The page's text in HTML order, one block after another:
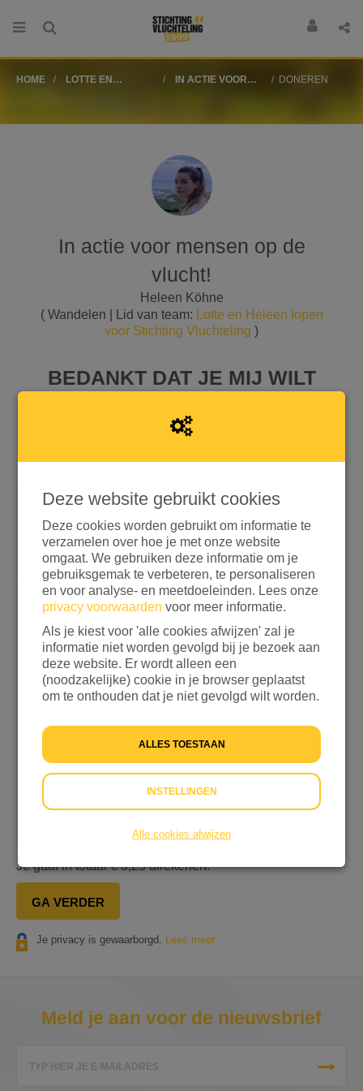
HOME
LOTTE EN
VOOR STICHTING
IN ACTIE VOOR
VLUCHT!
DONEREN
In actie voor mensen op de
vlucht!
Heleen Köhne
( Wandelen | Lid van team:
Lotte en Heleen lopen
voor Stichting Vluchteling )
BEDANKT DAT JE MIJ WILT
Snel doneren met iDEAL | Wero
Doneren met aanvullende opties
human,
ignore
Kies een bedrag
€ 15 € 25 € 50 € 100
ANDERS
€ 0,25 extra
Ik wil niet bijdragen aan de transactiekosten
Op onze dienstverlening zijn onze
Je gaat in totaal€ 0,25afrekenen.
GA VERDER
Je privacy is gewaarborgd. Lees meer
Meld je aan voor de nieuwsbrief
TYP HIER JE E-MAILADRES
Deze website gebruikt cookies
Deze cookies worden gebruikt om informatie te
verzamelen over hoe je met onze website
omgaat. We gebruiken deze informatie om je
gebruiksgemak te verbeteren, te personaliseren
en voor analyse- en meetdoeleinden. Lees onze
privacy voorwaarden voor meer informatie.
Als je kiest voor 'alle cookies afwijzen' zal je
informatie niet worden gevolgd bij je bezoek aan
deze website. Er wordt alleen een
(noodzakelijke) cookie in je browser geplaatst
om te onthouden dat je niet gevolgd wilt worden.
ALLES TOESTAAN
INSTELLINGEN
Alle cookies afwijzen